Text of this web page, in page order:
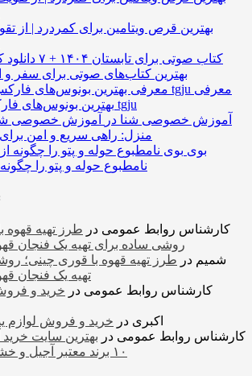
بهترین قرص ویتامین برای کمردرد | از
۷ کتاب صوتی برای تابستان ۱۴۰۴ +
بهترین کتاب‌های صوتی برای سفر و
معرفی
بهترین بونوس‌های فارکس در سایت tgju
آموزش خصوصی شنا در
منزل: راهی سریع و امن
بوی
نامطبوع حوله و پتو را
کارشناس روابط عمومی در طرز تهیه قهوه
روشی ساده برای تهیه یک فنجان
شمیم در طرز تهیه قهوه با قوری چینی؛
تهیه یک فنجان
کارشناس روابط عمومی در خرید و
اکبری در خرید و فروش لوازم
کارشناس روابط عمومی در بهترین سایت
۱۰ برند معتبر آجیل و خشکبار در ایران